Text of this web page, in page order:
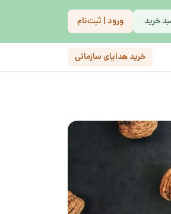
خرید ورود | ثبت‌نام
خرید هدایای سازمانی